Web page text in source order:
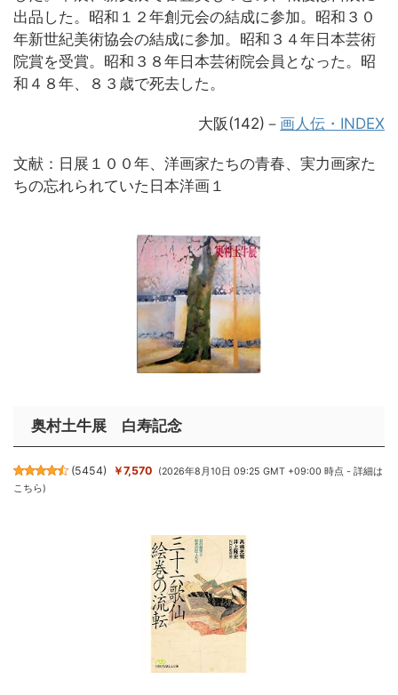
出品した。昭和１２年創元会の結成に参加。昭和３０
年新世紀美術協会の結成に参加。昭和３４年日本芸術
院賞を受賞。昭和３８年日本芸術院会員となった。昭
和４８年、８３歳で死去した。
大阪(142)－ 画人伝・INDEX
文献：日展１００年、洋画家たちの青春、実力画家た
ちの忘れられていた日本洋画１
奥村土牛展 白寿記念
(5454) ￥7,570 (2026年8月10日 09:25 GMT +09:00 時点 -詳細は
こちら)